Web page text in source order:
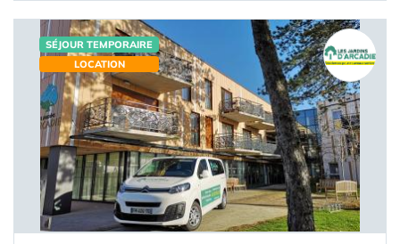
SÉJOUR TEMPORAIRE
LOCATION